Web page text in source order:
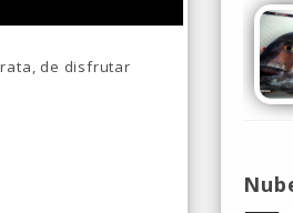
de disfrutar